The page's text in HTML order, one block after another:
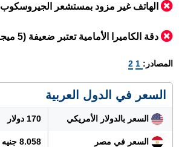
الهاتف غير مزود بمستشعر الجيروسكوب
دقة الكاميرا الأمامية تعتبر ضعيفة (5 ميجابكسل فقط)
المصادر: 2
السعر في الدول العربية
السعر بالدولار الأمريكي 170 دولار
السعر في مصر 8.058 جنيه